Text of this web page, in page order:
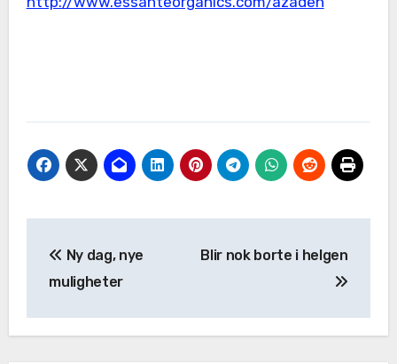
Ny dag, nye
muligheter
Blir nok borte i helgen